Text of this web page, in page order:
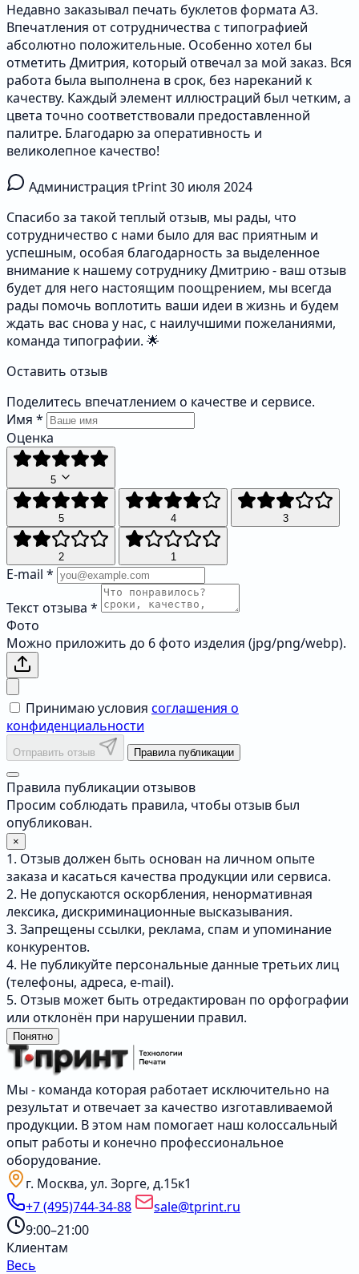
Недавно заказывал печать буклетов формата А3.
Впечатления от сотрудничества с типографией
абсолютно положительные. Особенно хотел бы
отметить Дмитрия, который отвечал за мой заказ. Вся
работа была выполнена в срок, без нареканий к
качеству. Каждый элемент иллюстраций был четким, а
цвета точно соответствовали предоставленной
палитре. Благодарю за оперативность и
великолепное качество!
Администрация tPrint30 июля 2024
Спасибо за такой теплый отзыв, мы рады, что
сотрудничество с нами было для вас приятным и
успешным, особая благодарность за выделенное
внимание к нашему сотруднику Дмитрию - ваш отзыв
будет для него настоящим поощрением, мы всегда
рады помочь воплотить ваши идеи в жизнь и будем
ждать вас снова у нас, с наилучшими пожеланиями,
команда типографии. 🌟
Оставить отзыв
Поделитесь впечатлением о качестве и сервисе.
Имя *
Оценка
5
5 4 3
2 1
E-mail *
Текст отзыва *
Фото
Можно приложить до 6 фото изделия (jpg/png/webp).
Принимаю условия соглашения о
конфиденциальности
Отправить отзыв Правила публикации
Правила публикации отзывов
Просим соблюдать правила, чтобы отзыв был
опубликован.
×
1. Отзыв должен быть основан на личном опыте
заказа и касаться качества продукции или сервиса.
2. Не допускаются оскорбления, ненормативная
лексика, дискриминационные высказывания.
3. Запрещены ссылки, реклама, спам и упоминание
конкурентов.
4. Не публикуйте персональные данные третьих лиц
(телефоны, адреса, e-mail).
5. Отзыв может быть отредактирован по орфографии
или отклонён при нарушении правил.
Понятно
Мы - команда которая работает исключительно на
результат и отвечает за качество изготавливаемой
продукции. В этом нам помогает наш колоссальный
опыт работы и конечно профессиональное
оборудование.
г. Москва, ул. Зорге, д.15к1
+7 (495)744-34-88
sale@tprint.ru
9:00–21:00
Клиентам
Весь